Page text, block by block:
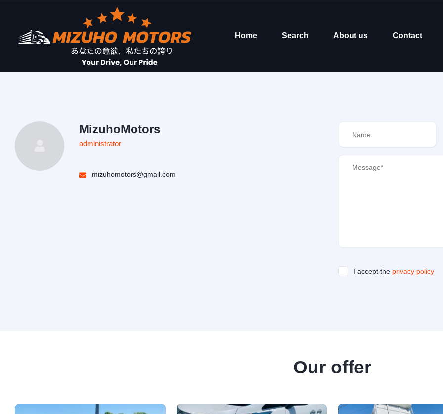
Home Search About us Contact
MizuhoMotors
administrator
mizuhomotors@gmail.com
I accept the privacy policy
Our offer